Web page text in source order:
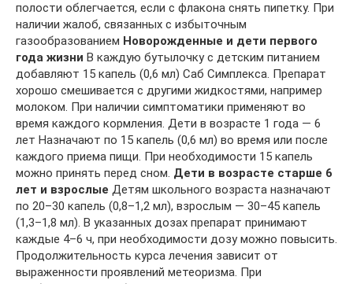
полости облегчается, если с флакона снять пипетку. При
наличии жалоб, связанных с избыточным
газообразованием Новорожденные и дети первого
года жизни В каждую бутылочку с детским питанием
добавляют 15 капель (0,6 мл) Саб Симплекса. Препарат
хорошо смешивается с другими жидкостями, например
молоком. При наличии симптоматики применяют во
время каждого кормления. Дети в возрасте 1 года — 6
лет Назначают по 15 капель (0,6 мл) во время или после
каждого приема пищи. При необходимости 15 капель
можно принять перед сном. Дети в возрасте старше 6
лет и взрослые Детям школьного возраста назначают
по 20–30 капель (0,8–1,2 мл), взрослым — 30–45 капель
(1,3–1,8 мл). В указанных дозах препарат принимают
каждые 4–6 ч, при необходимости дозу можно повысить.
Продолжительность курса лечения зависит от
выраженности проявлений метеоризма. При